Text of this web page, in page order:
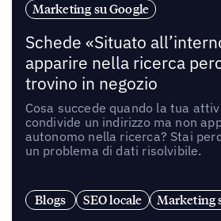
Marketing su Google
Schede «Situato
apparire nella ricerca
trovino in negozio
Cosa succede quando la tua
condivide un indirizzo ma non
autonomo nella ricerca? Stai
un problema di dati risolvibile.
Blogs SEO locale Marketing